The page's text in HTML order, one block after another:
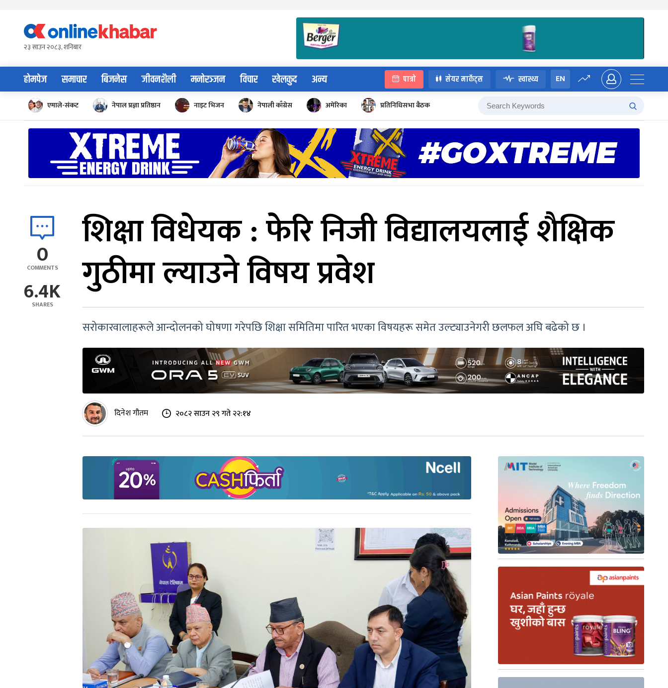
content२३ साउन २०८३, शनिबार
होमपेज समाचार बिजनेस जीवनशैली मनोरञ्जन विचार खेलकुद अन्य पात्रो सेयर मार्केट्स स्वास्थ्य EN
एमाले-संकट नेपाल प्रज्ञा प्रतिष्ठान नाइट भिजन नेपाली काँग्रेस अमेरिका प्रतिनिधिसभा बैठक
0
COMMENTS
6.4K
SHARES
शिक्षा विधेयक : फेरि निजी विद्यालयलाई शैक्षिक
गुठीमा ल्याउने विषय प्रवेश
सरोकारवालाहरूले आन्दोलनको घोषणा गरेपछि शिक्षा समितिमा पारित भएका विषयहरू समेत उल्ट्याउनेगरी छलफल अघि बढेको छ ।
दिनेश गौतम २०८२ साउन २९ गते २२:१४